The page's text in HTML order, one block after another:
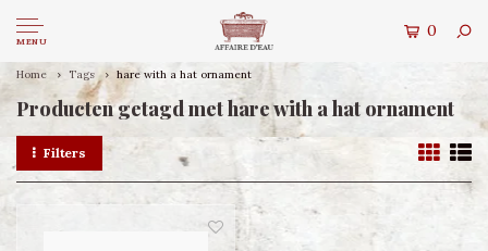
MENU
0
Home Tags hare with a hat ornament
Producten getagd met hare with a hat ornament
Filters